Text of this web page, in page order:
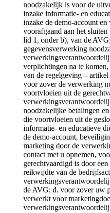
noodzakelijk is voor de
inzake informatie- en
inzake de demo-account
voorafgaand aan het
lid 1, onder b), van de
gegevensverwerking
verplichtingen na te
van de regelgeving –
voor zover de verwerking
voortvloeien uit de
noodzakelijke betalingen
die voortvloeien uit de
informatie- en educatieve
de demo-account,
marketing door de
contact met u opnemen,
gerechtvaardigd is door
reikwijdte van de
de AVG; d. voor zover uw
verwerkt voor